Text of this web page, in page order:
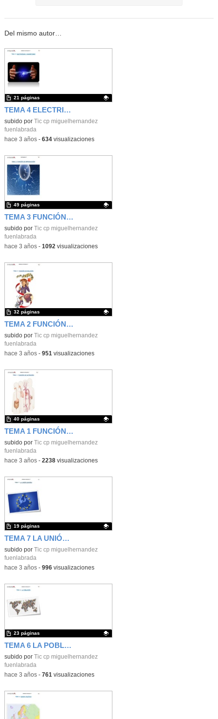
Del mismo autor…
TEMA 4 ELECTRICIDAD Y MAGNETÍSMO 6º P
Contenido educativo.
subido por Tic cp miguelhernandez
fuenlabrada
21 páginas
-hace 3 años- 634visualizaciones
TEMA 3 FUNCIÓN DE REPRODUCCIÓN 6º P
Contenido educativo.
subido por Tic cp miguelhernandez
fuenlabrada
49 páginas
-hace 3 años- 1092 visualizaciones
TEMA 2 FUNCIÓN DE RELACIÓN 6º P
Contenido educativo.
subido por Tic cp miguelhernandez
fuenlabrada
32 páginas
-hace 3 años- 951 visualizaciones
TEMA 1 FUNCIÓN DE NUTRICIÓN 6º P
Contenido educativo.
subido por Tic cp miguelhernandez
fuenlabrada
40 páginas
-hace 3 años- 2238visualizaciones
TEMA 7 LA UNIÓN EUROPEA 6º P
Contenido educativo.
subido por Tic cp miguelhernandez
fuenlabrada
19 páginas
-hace 3 años- 996visualizaciones
TEMA 6 LA POBLACIÓN 6º P
Contenido educativo.
subido por Tic cp miguelhernandez
fuenlabrada
23 páginas
-hace 3 años- 761 visualizaciones